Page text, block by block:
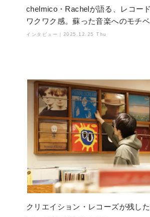
chelmico・Rachelが語る、レコー
ワクワク感。蘇った音楽へのモチベ
インタビュー｜ 2025.12.25 Thu
クリエイション・レコーズが残し